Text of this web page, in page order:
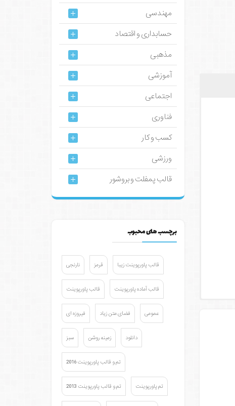
مهندسی
حسابداری و اقتصاد
مذهبی
آموزشی
اجتماعی
فناوری
کسب و کار
ورزشی
قالب پمفلت و بروشور
برچسب های محبوب
نارنجی قرمز قالب پاورپوینت زیبا
قالب پاورپوینت قالب آماده پاورپوینت
فیروزه ای فضای متن زیاد عمومی
سبز زمینه روشن دانلود
تم و قالب پاورپوینت 2016
تم و قالب پاورپوینت 2013 تم پاورپوینت